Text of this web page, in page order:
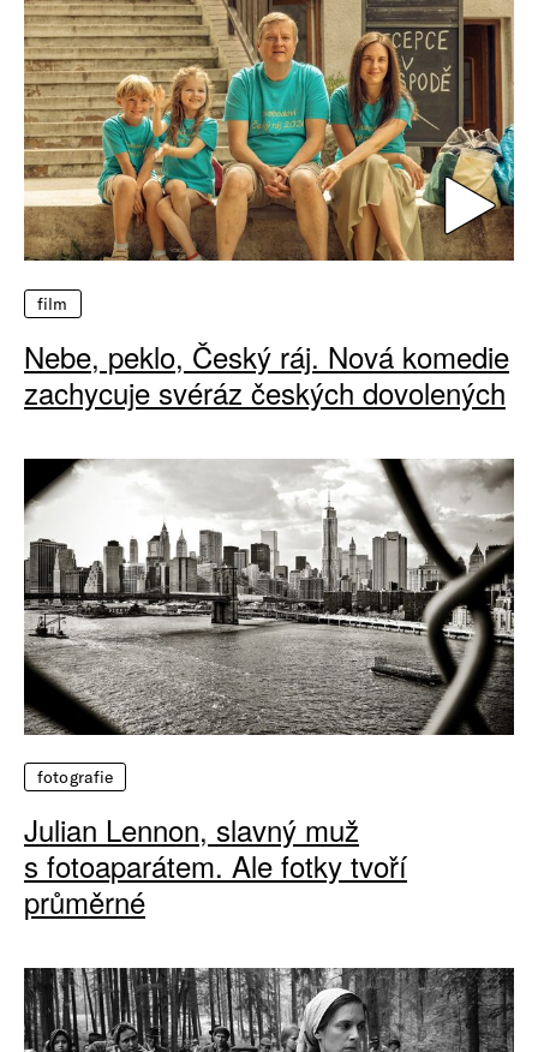
film
Nebe, peklo, Český ráj. Nová komedie
zachycuje svéráz českých dovolených
fotografie
Julian Lennon, slavný muž
s fotoaparátem. Ale fotky tvoří
průměrné